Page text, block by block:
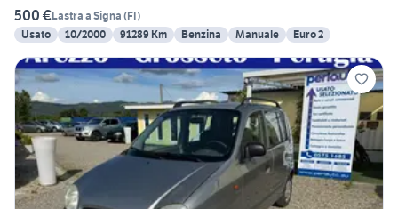
500 €Lastra a Signa (FI)
Usato
10/2000 91289 Km Benzina Manuale Euro 2